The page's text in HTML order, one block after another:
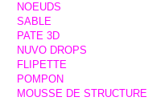
NOEUDS
SABLE
PATE 3D
NUVO DROPS
FLIPETTE
POMPON
MOUSSE DE STRUCTURE